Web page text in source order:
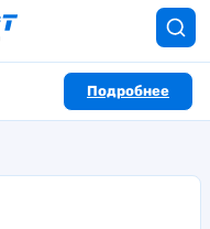
Подробнее